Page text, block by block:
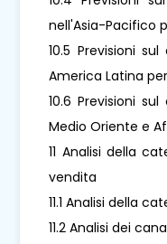
nell'Asia-Pacifico
10.5 Previsioni
America Latina
10.6 Previsioni
Medio Oriente e
11 Analisi della
vendita
11.1 Analisi della
11.2 Analisi dei